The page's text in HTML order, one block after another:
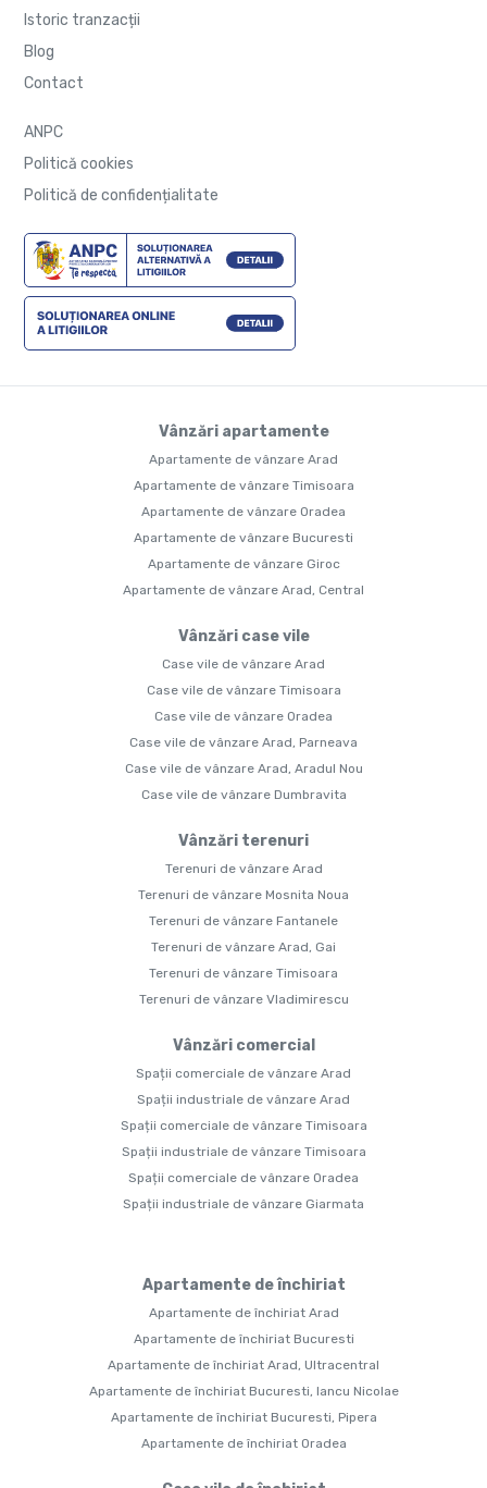
Istoric tranzacții
Blog
Contact
ANPC
Politică cookies
Politică de confidențialitate
Vânzări apartamente
Apartamente de vânzare Arad
Apartamente de vânzare Timisoara
Apartamente de vânzare Oradea
Apartamente de vânzare Bucuresti
Apartamente de vânzare Giroc
Apartamente de vânzare Arad, Central
Vânzări case vile
Case vile de vânzare Arad
Case vile de vânzare Timisoara
Case vile de vânzare Oradea
Case vile de vânzare Arad, Parneava
Case vile de vânzare Arad, Aradul Nou
Case vile de vânzare Dumbravita
Vânzări terenuri
Terenuri de vânzare Arad
Terenuri de vânzare Mosnita Noua
Terenuri de vânzare Fantanele
Terenuri de vânzare Arad, Gai
Terenuri de vânzare Timisoara
Terenuri de vânzare Vladimirescu
Vânzări comercial
Spații comerciale de vânzare Arad
Spații industriale de vânzare Arad
Spații comerciale de vânzare Timisoara
Spații industriale de vânzare Timisoara
Spații comerciale de vânzare Oradea
Spații industriale de vânzare Giarmata
Apartamente de închiriat
Apartamente de închiriat Arad
Apartamente de închiriat Bucuresti
Apartamente de închiriat Arad, Ultracentral
Apartamente de închiriat Bucuresti, Iancu Nicolae
Apartamente de închiriat Bucuresti, Pipera
Apartamente de închiriat Oradea